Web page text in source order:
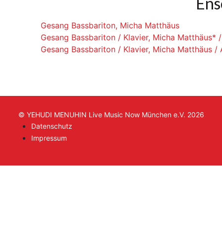
Gesang Bassbariton, Micha Matthäus
Gesang Bassbariton / Klavier, Micha Matthäus*
Gesang Bassbariton / Klavier, Micha Matthäus /
© YEHUDI MENUHIN Live Music Now München e.V. 2026
Datenschutz
Impressum